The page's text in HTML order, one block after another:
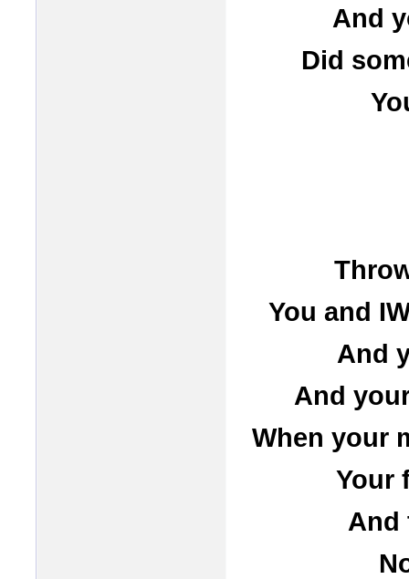
And
Did
You and
And
And
When your
Your
And